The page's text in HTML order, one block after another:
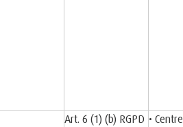
Art. 6 (1) (b) RGPD •